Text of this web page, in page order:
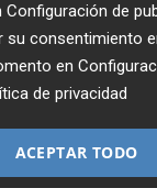
al
a primera hora
suscribirme!
Configuración de
su consentimiento
en
de privacidad
ACEPTAR TODO